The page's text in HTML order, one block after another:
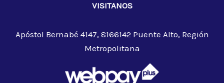
VISITANOS
Apóstol Bernabé 4147, 8166142 Puente Alto, Región
Metropolitana